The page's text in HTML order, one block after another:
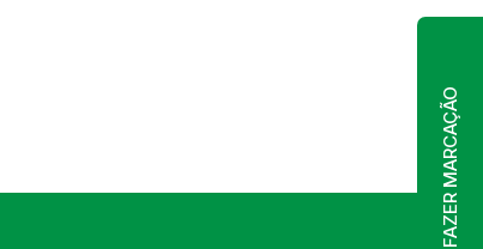
FAZER MARCAÇÃO